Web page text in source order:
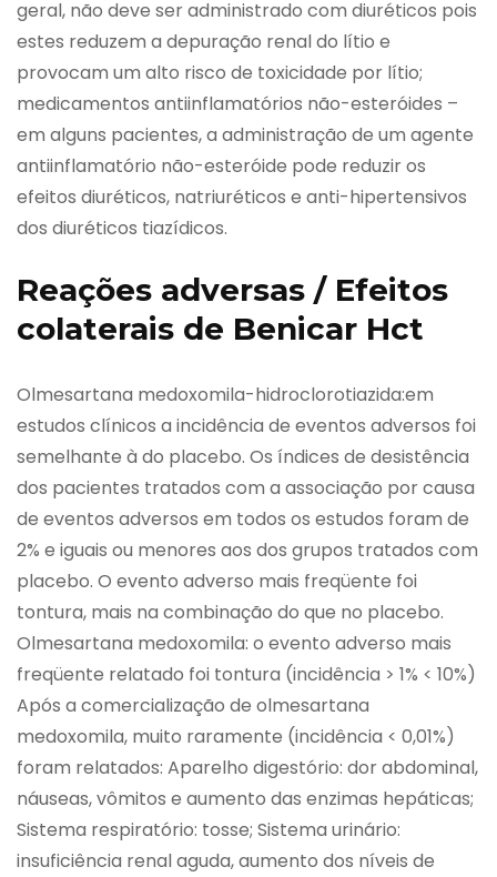
geral, não deve ser administrado com diuréticos pois
estes reduzem a depuração renal do lítio e
provocam um alto risco de toxicidade por lítio;
medicamentos antiinflamatórios não-esteróides –
em alguns pacientes, a administração de um agente
antiinflamatório não-esteróide pode reduzir os
efeitos diuréticos, natriuréticos e anti-hipertensivos
dos diuréticos tiazídicos.
Reações adversas / Efeitos
colaterais de Benicar Hct
Olmesartana medoxomila-hidroclorotiazida:em
estudos clínicos a incidência de eventos adversos foi
semelhante à do placebo. Os índices de desistência
dos pacientes tratados com a associação por causa
de eventos adversos em todos os estudos foram de
2% e iguais ou menores aos dos grupos tratados com
placebo. O evento adverso mais freqüente foi
tontura, mais na combinação do que no placebo.
Olmesartana medoxomila: o evento adverso mais
freqüente relatado foi tontura (incidência > 1% < 10%)
Após a comercialização de olmesartana
medoxomila, muito raramente (incidência < 0,01%)
foram relatados: Aparelho digestório: dor abdominal,
náuseas, vômitos e aumento das enzimas hepáticas;
Sistema respiratório: tosse; Sistema urinário:
insuficiência renal aguda, aumento dos níveis de